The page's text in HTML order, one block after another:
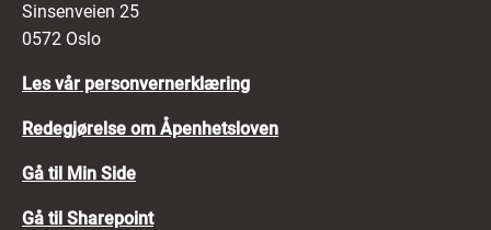
Sinsenveien 25
0572 Oslo
Les vår personvernerklæring
Redegjørelse om Åpenhetsloven
Gå til Min Side
Gå til Sharepoint